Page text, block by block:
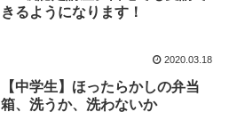
きるようになります！
2020.03.18
【中学生】ほったらかしの弁当
箱、洗うか、洗わないか